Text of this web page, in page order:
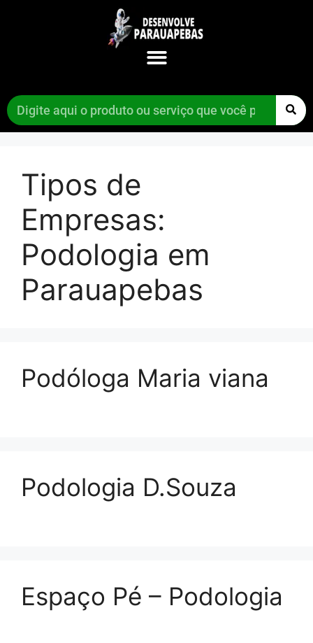
Tipos de
Empresas:
Podologia em
Parauapebas
Podóloga Maria viana
Podologia D.Souza
Espaço Pé – Podologia